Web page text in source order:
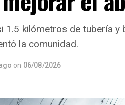
1.5 kilómetros de tubería
la comunidad.
on 06/08/2026